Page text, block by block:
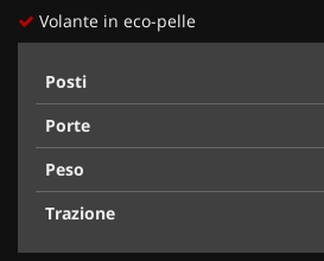
Volante in eco-pelle
Posti
Porte
Peso
Trazione